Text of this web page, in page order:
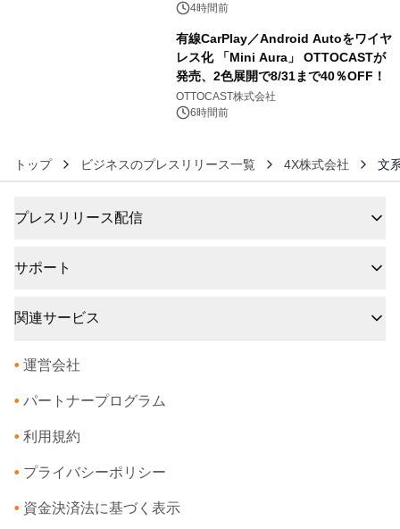
4時間前
有線CarPlay／Android Autoをワイヤ
レス化 「Mini Aura」 OTTOCASTが
発売、2色展開で8/31まで40％OFF！
OTTOCAST株式会社
6時間前
トップ ビジネスのプレスリリース一覧 4X株式会社 文
プレスリリース配信
サポート
関連サービス
• 運営会社
• パートナープログラム
• 利用規約
• プライバシーポリシー
• 資金決済法に基づく表示